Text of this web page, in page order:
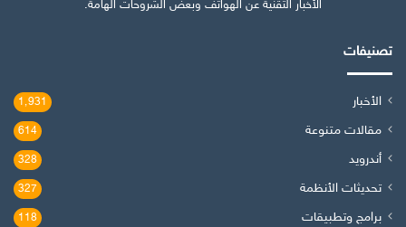
الأخبار التقنية عن الهواتف وبعض الشروحات الهامة.
تصنيفات
الأخبار 1٬931
مقالات متنوعة 614
أندرويد 328
تحديثات الأنظمة 327
برامج وتطبيقات 118